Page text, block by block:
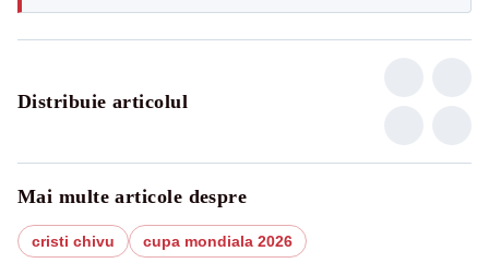
Distribuie articolul
Mai multe articole despre
cristi chivu cupa mondiala 2026